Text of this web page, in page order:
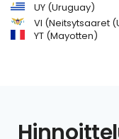
UY (Uruguay)
VI (Neitsytsaaret
YT (Mayotten)